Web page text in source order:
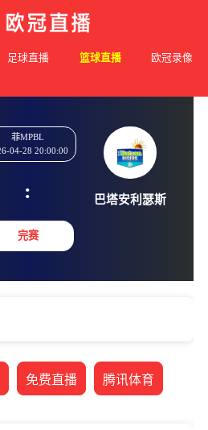
足球直播 篮球直播
欧冠录像
:
免费直播 腾讯体育